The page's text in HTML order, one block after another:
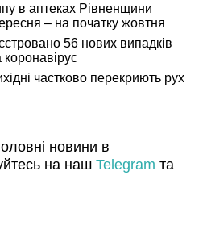
в аптеках Рівненщини
– на початку жовтня
56 нових випадків
частково перекриють рух
новини в
на наш Telegram та